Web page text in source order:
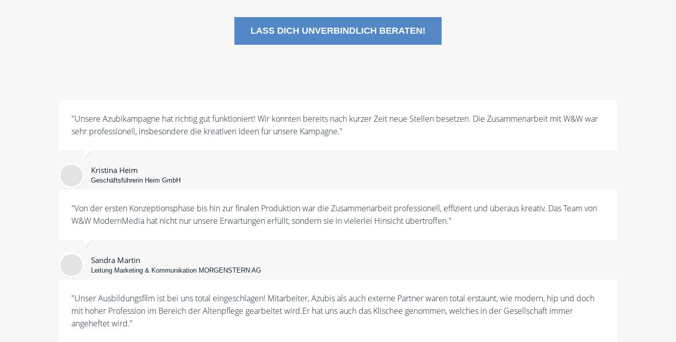
LASS DICH UNVERBINDLICH BERATEN!
"Unsere Azubikampagne hat richtig gut funktioniert! Wir konnten bereits nach kurzer Zeit neue Stellen besetzen. Die Zusammenarbeit mit W&W war
sehr professionell, insbesondere die kreativen Ideen für unsere Kampagne."
Kristina Heim
Geschäftsführerin Heim GmbH
"Von der ersten Konzeptionsphase bis hin zur finalen Produktion war die Zusammenarbeit professionell, effizient und überaus kreativ. Das Team von
W&W ModernMedia hat nicht nur unsere Erwartungen erfüllt, sondern sie in vielerlei Hinsicht übertroffen."
Sandra Martin
Leitung Marketing & Kommunikation MORGENSTERN AG
"Unser Ausbildungsfilm ist bei uns total eingeschlagen! Mitarbeiter, Azubis als auch externe Partner waren total erstaunt, wie modern, hip und doch
mit hoher Profession im Bereich der Altenpflege gearbeitet wird.Er hat uns auch das Klischee genommen, welches in der Gesellschaft immer
angeheftet wird."